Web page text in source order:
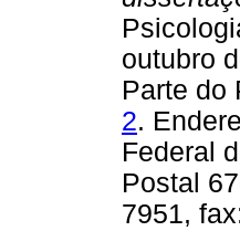
outubro
Parte do
2.
Federal
Postal
7951,